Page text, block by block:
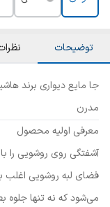
توضیحات
جا مایع دیواری برند
مدرن
معرفی اولیه محصول
آشفتگی روی روشویی را
فضای لبه روشویی اغلب
می‌شود که نه تنها جلوه